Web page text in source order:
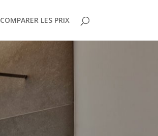
COMPARER LES PRIX